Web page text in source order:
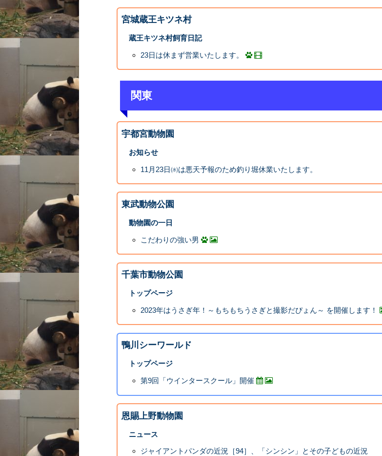
宮城蔵王キツネ村
蔵王キツネ村飼育日記
23日は休まず営業いたします。
関東
宇都宮動物園
お知らせ
11月23日㈬は悪天予報のため釣り堀休業いたします。
東武動物公園
動物園の一日
こだわりの強い男
千葉市動物公園
トップページ
2023年はうさぎ年！～もちもちうさぎと撮影だぴょん～ を開催します！
鴨川シーワールド
トップページ
第9回「ウインタースクール」開催
恩賜上野動物園
ニュース
ジャイアントパンダの近況［94］、「シンシン」とその子どもの近況